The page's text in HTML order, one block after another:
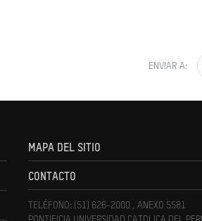
ENVIAR A:
MAPA DEL SITIO
CONTACTO
TELÉFONO: (51) 626-2000 , ANEXO 5581